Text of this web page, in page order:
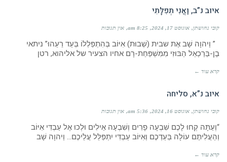
איוב נ”ב, וַאֲנִי תְפִלָּתִי
קובי נחושתן אוגוסט 17, 2024 8:25 am אין תגובות
” וַיהוָה שָׁב אֶת שבית (שְׁבוּת) אִיּוֹב בְּהִתְפַּלְלוֹ בְּעַד רֵעֵהוּ” ניתאי
בֶן-בַּרַכְאֵל הַבּוּזִי מִמִּשְׁפַּחַת-רָם אחיו הצעיר של אליהוא, רטן
קרא עוד ←
איוב נ”א, סליחה
קובי נחושתן אוגוסט 16, 2024 5:36 am אין תגובות
“וְעַתָּה קְחוּ לָכֶם שִׁבְעָה פָרִים וְשִׁבְעָה אֵילִים וּלְכוּ אֶל עַבְדִּי אִיּוֹב
וְהַעֲלִיתֶם עוֹלָה בַּעַדְכֶם וְאִיּוֹב עַבְדִּי יִתְפַּלֵּל עֲלֵיכֶם… וַיהוָה שָׁב
קרא עוד ←